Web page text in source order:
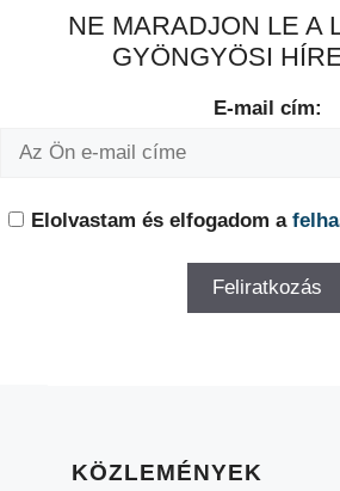
NE MARADJON LE A
GYÖNGYÖSI
E-mail cím:
Elolvastam és elfogadom a
KÖZLEMÉNYEK